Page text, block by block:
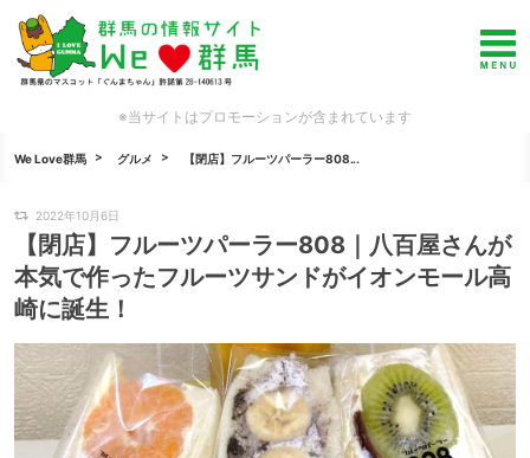
※当サイトはプロモーションが含まれています
We Love群馬 グルメ 【閉店】フルーツパーラー808...
2022年10月6日
【閉店】フルーツパーラー808｜八百屋さんが
本気で作ったフルーツサンドがイオンモール高
崎に誕生！